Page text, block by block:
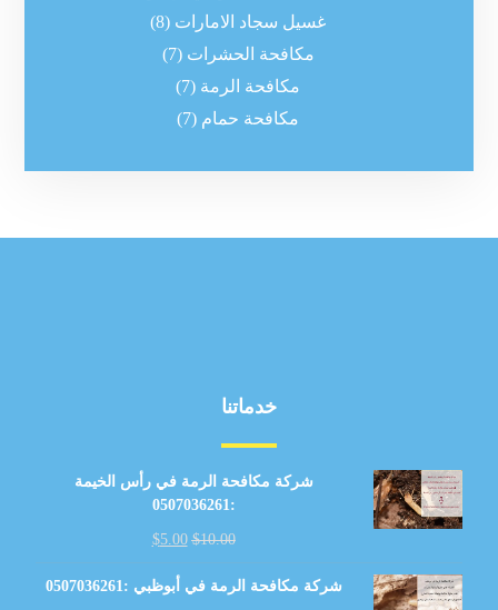
غسيل سجاد الامارات (8)
مكافحة الحشرات (7)
مكافحة الرمة (7)
مكافحة حمام (7)
خدماتنا
شركة مكافحة الرمة في رأس الخيمة
:0507036261
$10.00
$5.00
شركة مكافحة الرمة في أبوظبي :0507036261